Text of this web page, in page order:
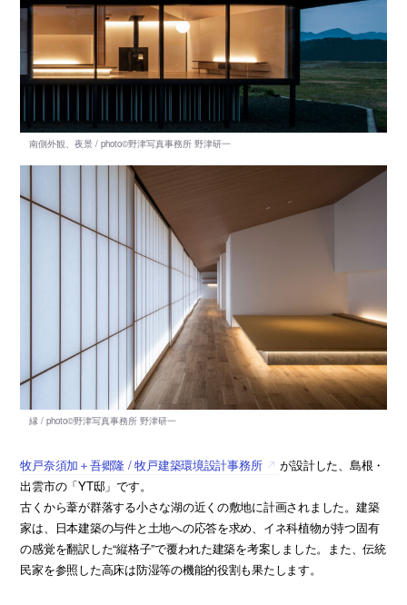
牧戸奈須加＋吾郷隆 / 牧戸建築環境設計事務所
が設計した、島根・
出雲市の「YT邸」です。
古くから葦が群落する小さな湖の近くの敷地に計画されました。建築
家は、日本建築の与件と土地への応答を求め、イネ科植物が持つ固有
の感覚を翻訳した“縦格子”で覆われた建築を考案しました。また、伝統
民家を参照した高床は防湿等の機能的役割も果たします。